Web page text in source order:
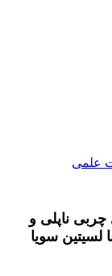
علمی
ناپلی و